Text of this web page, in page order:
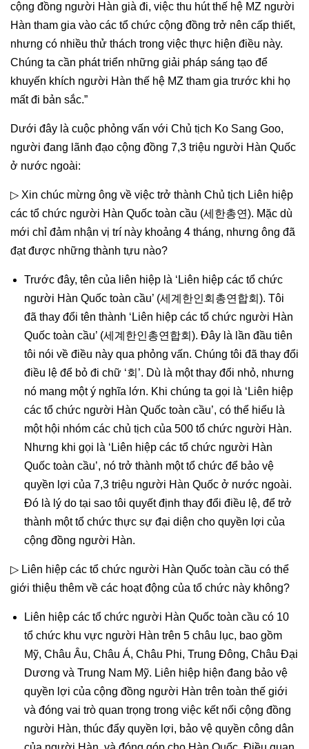
cộng đồng người Hàn già đi, việc thu hút thế hệ MZ người
Hàn tham gia vào các tổ chức cộng đồng trở nên cấp thiết,
nhưng có nhiều thử thách trong việc thực hiện điều này.
Chúng ta cần phát triển những giải pháp sáng tạo để
khuyến khích người Hàn thế hệ MZ tham gia trước khi họ
mất đi bản sắc.”
Dưới đây là cuộc phỏng vấn với Chủ tịch Ko Sang Goo,
người đang lãnh đạo cộng đồng 7,3 triệu người Hàn Quốc
ở nước ngoài:
▷ Xin chúc mừng ông về việc trở thành Chủ tịch Liên hiệp
các tổ chức người Hàn Quốc toàn cầu (세한총연). Mặc dù
mới chỉ đảm nhận vị trí này khoảng 4 tháng, nhưng ông đã
đạt được những thành tựu nào?
Trước đây, tên của liên hiệp là ‘Liên hiệp các tổ chức
người Hàn Quốc toàn cầu’ (세계한인회총연합회). Tôi
đã thay đổi tên thành ‘Liên hiệp các tổ chức người Hàn
Quốc toàn cầu’ (세계한인총연합회). Đây là lần đầu tiên
tôi nói về điều này qua phỏng vấn. Chúng tôi đã thay đổi
điều lệ để bỏ đi chữ ‘회’. Dù là một thay đổi nhỏ, nhưng
nó mang một ý nghĩa lớn. Khi chúng ta gọi là ‘Liên hiệp
các tổ chức người Hàn Quốc toàn cầu’, có thể hiểu là
một hội nhóm các chủ tịch của 500 tổ chức người Hàn.
Nhưng khi gọi là ‘Liên hiệp các tổ chức người Hàn
Quốc toàn cầu’, nó trở thành một tổ chức để bảo vệ
quyền lợi của 7,3 triệu người Hàn Quốc ở nước ngoài.
Đó là lý do tại sao tôi quyết định thay đổi điều lệ, để trở
thành một tổ chức thực sự đại diện cho quyền lợi của
cộng đồng người Hàn.
▷ Liên hiệp các tổ chức người Hàn Quốc toàn cầu có thể
giới thiệu thêm về các hoạt động của tổ chức này không?
Liên hiệp các tổ chức người Hàn Quốc toàn cầu có 10
tổ chức khu vực người Hàn trên 5 châu lục, bao gồm
Mỹ, Châu Âu, Châu Á, Châu Phi, Trung Đông, Châu Đại
Dương và Trung Nam Mỹ. Liên hiệp hiện đang bảo vệ
quyền lợi của cộng đồng người Hàn trên toàn thế giới
và đóng vai trò quan trọng trong việc kết nối cộng đồng
người Hàn, thúc đẩy quyền lợi, bảo vệ quyền công dân